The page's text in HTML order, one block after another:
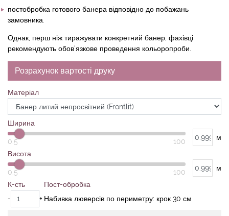
постобробка готового банера відповідно до побажань
замовника.
Однак, перш ніж тиражувати конкретний банер, фахівці
рекомендують обов'язкове проведення кольоропроби.
Розрахунок вартості друку
Матеріал
Ширина
0.5 100
м
Висота
0.5 100
м
К-сть
-
+
Пост-обробка
Набивка люверсів по периметру: крок 30 см